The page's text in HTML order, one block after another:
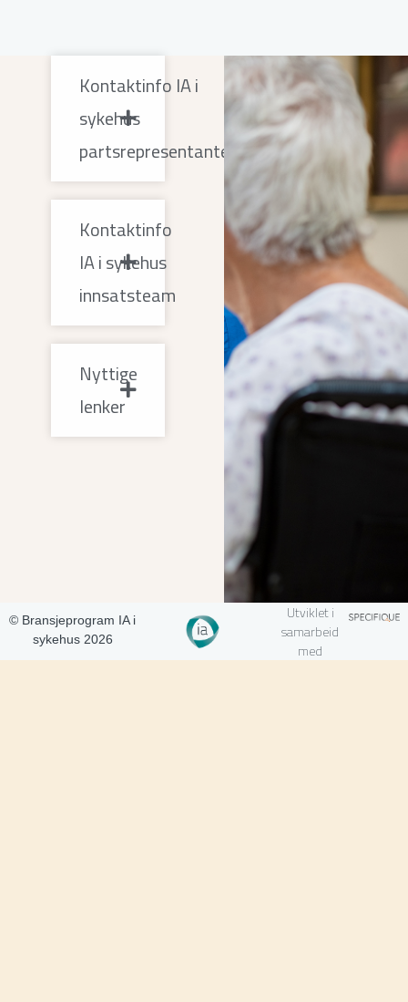
Kontaktinfo IA i
sykehus
partsrepresentanter
Kontaktinfo
IA i sykehus
innsatsteam
Nyttige
lenker
© Bransjeprogram IA i
sykehus 2026
Utviklet i
samarbeid
med